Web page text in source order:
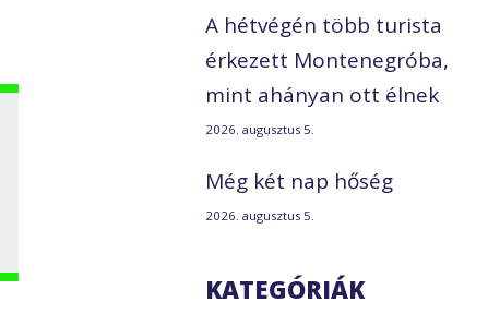
A hétvégén több turista
érkezett Montenegróba,
mint ahányan ott élnek
2026. augusztus 5.
Még két nap hőség
2026. augusztus 5.
KATEGÓRIÁK